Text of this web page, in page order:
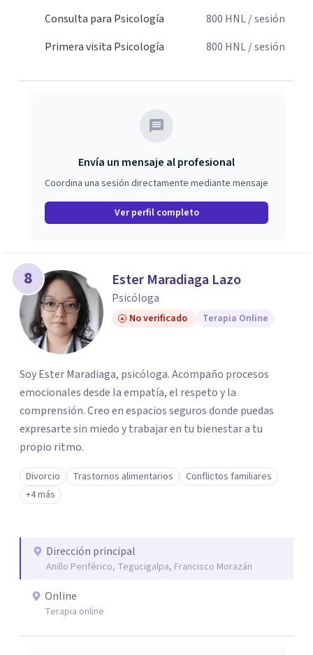
Consulta para Psicología
800 HNL/ sesión
Primera visita Psicología
800 HNL/ sesión
Envía un mensaje al profesional
Coordina una sesión directamente mediante mensaje
Ver perfil completo
8 Ester Maradiaga Lazo
Psicóloga
No verificado Terapia Online
Soy Ester Maradiaga, psicóloga. Acompaño procesos
emocionales desde la empatía, el respeto y la
comprensión. Creo en espacios seguros donde puedas
expresarte sin miedo y trabajar en tu bienestar a tu
propio ritmo.
Divorcio Trastornos alimentarios
Conflictos familiares
+4 más
Dirección principal
Anillo Periférico, Tegucigalpa, Francisco Morazán
Online
Terapia online